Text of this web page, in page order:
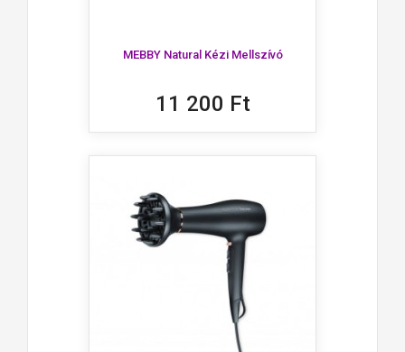
MEBBY Natural Kézi Mellszívó
11 200 Ft